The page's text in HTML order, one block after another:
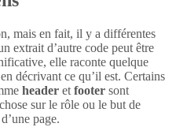
mais en fait, il y a différentes
extrait d’autre code peut être
elle raconte quelque
décrivant ce qu’il est. Certains
header et footer sont
sur le rôle ou le but de
page.